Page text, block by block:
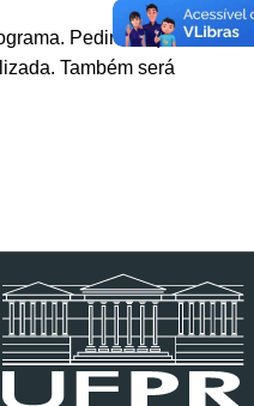
Pedimos que
Também será